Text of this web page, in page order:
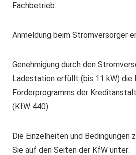
Fachbetrieb.
Anmeldung beim Stromversorger
Genehmigung durch den
Ladestation erfüllt (bis 11 kW) die
Förderprogramms der
(KfW 440).
Die Einzelheiten und Bedingungen
Sie auf den Seiten der KfW unter: